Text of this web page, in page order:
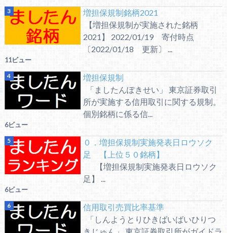
増担保規制銘柄2021
【増担保規制が実施された銘柄
2021】 2022/01/19 寄付時点
〔2022/01/18 更新〕 ...
11ビュー
増担保規制
「ましたんぽきせい」 東京証券取引
所が実施する信用取引に関する規制。
個別銘柄に係る信...
6ビュー
０．増担保規制実施発表日ロウソク
足 【上位５０銘柄】
【増担保規制実施発表日ロウソク
足】 ...
6ビュー
信用取引売買比率基準
「しんようとりひきばいばいひりつ